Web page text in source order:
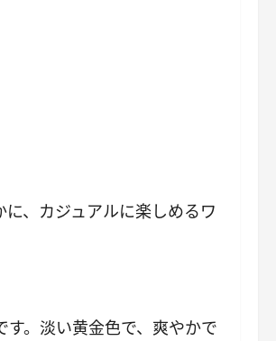
、カジュアルに楽しめるワ
。淡い黄金色で、爽やかで